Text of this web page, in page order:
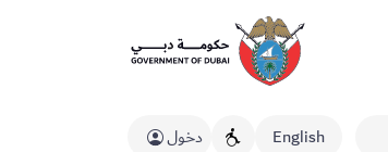
English دخول